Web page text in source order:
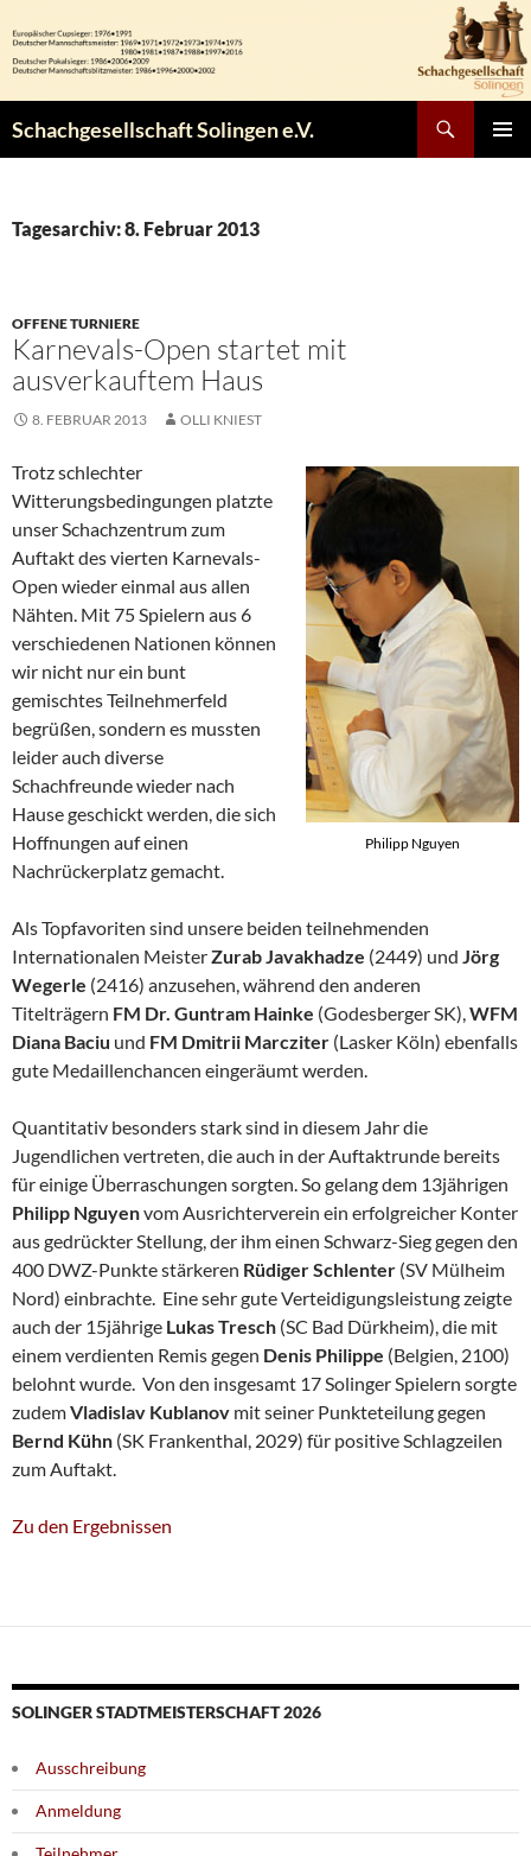
Inhalt
springen
Schachgesellschaft Solingen e.V.
Tagesarchiv: 8. Februar 2013
OFFENE TURNIERE
Karnevals-Open startet mit
ausverkauftem Haus
8. FEBRUAR 2013 OLLI KNIEST
Philipp Nguyen
Trotz schlechter
Witterungsbedingungen platzte
unser Schachzentrum zum
Auftakt des vierten Karnevals-
Open wieder einmal aus allen
Nähten. Mit 75 Spielern aus 6
verschiedenen Nationen können
wir nicht nur ein bunt
gemischtes Teilnehmerfeld
begrüßen, sondern es mussten
leider auch diverse
Schachfreunde wieder nach
Hause geschickt werden, die sich
Hoffnungen auf einen
Nachrückerplatz gemacht.
Als Topfavoriten sind unsere beiden teilnehmenden
Internationalen MeisterZurab Javakhadze (2449) und Jörg
Wegerle (2416) anzusehen, während den anderen
Titelträgern FM Dr. Guntram Hainke (Godesberger SK),WFM
Diana Baciu und FM Dmitrii Marcziter (Lasker Köln) ebenfalls
gute Medaillenchancen eingeräumt werden.
Quantitativ besonders stark sind in diesem Jahr die
Jugendlichen vertreten, die auch in der Auftaktrunde bereits
für einige Überraschungen sorgten. So gelang dem 13jährigen
Philipp Nguyenvom Ausrichterverein ein erfolgreicher Konter
aus gedrückter Stellung, der ihm einen Schwarz-Sieg gegen den
400 DWZ-Punkte stärkeren Rüdiger Schlenter (SV Mülheim
Nord) einbrachte. Eine sehr gute Verteidigungsleistung zeigte
auch der 15jährige Lukas Tresch (SC Bad Dürkheim), die mit
einem verdienten Remis gegen Denis Philippe (Belgien, 2100)
belohnt wurde. Von den insgesamt 17 Solinger Spielern sorgte
zudemVladislav Kublanov mit seiner Punkteteilung gegen
Bernd Kühn (SK Frankenthal, 2029) für positive Schlagzeilen
zum Auftakt.
Zu den Ergebnissen
SOLINGER STADTMEISTERSCHAFT 2026
Ausschreibung
Anmeldung